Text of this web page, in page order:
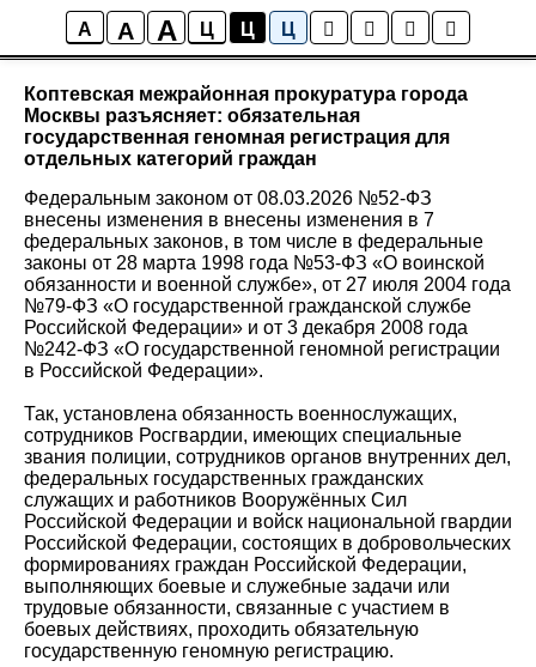
A A A Ц Ц Ц
Новости района Коптево
Коптевская межрайонная прокуратура города
Москвы разъясняет: обязательная
государственная геномная регистрация для
отдельных категорий граждан
Федеральным законом от 08.03.2026 №52-ФЗ
внесены изменения в внесены изменения в 7
федеральных законов, в том числе в федеральные
законы от 28 марта 1998 года №53-ФЗ «О воинской
обязанности и военной службе», от 27 июля 2004 года
№79-ФЗ «О государственной гражданской службе
Российской Федерации» и от 3 декабря 2008 года
№242-ФЗ «О государственной геномной регистрации
в Российской Федерации».
Так, установлена обязанность военнослужащих,
сотрудников Росгвардии, имеющих специальные
звания полиции, сотрудников органов внутренних дел,
федеральных государственных гражданских
служащих и работников Вооружённых Сил
Российской Федерации и войск национальной гвардии
Российской Федерации, состоящих в добровольческих
формированиях граждан Российской Федерации,
выполняющих боевые и служебные задачи или
трудовые обязанности, связанные с участием в
боевых действиях, проходить обязательную
государственную геномную регистрацию.